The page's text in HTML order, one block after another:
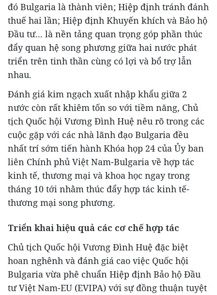
đó Bulgaria là thành viên; Hiệp định tránh đánh
thuế hai lần; Hiệp định Khuyến khích và Bảo hộ
Đầu tư... là nền tảng quan trọng góp phần thúc
đẩy quan hệ song phương giữa hai nước phát
triển trên tinh thần cùng có lợi và bổ trợ lẫn
nhau.
Đánh giá kim ngạch xuất nhập khẩu giữa 2
nước còn rất khiêm tốn so với tiềm năng, Chủ
tịch Quốc hội Vương Đình Huệ nêu rõ trong các
cuộc gặp với các nhà lãnh đạo Bulgaria đều
nhất trí sớm tiến hành Khóa họp 24 của Ủy ban
liên Chính phủ Việt Nam-Bulgaria về hợp tác
kinh tế, thương mại và khoa học ngay trong
tháng 10 tới nhằm thúc đẩy hợp tác kinh tế-
thương mại song phương.
Triển khai hiệu quả các cơ chế hợp tác
Chủ tịch Quốc hội Vương Đình Huệ đặc biệt
hoan nghênh và đánh giá cao việc Quốc hội
Bulgaria vừa phê chuẩn Hiệp định Bảo hộ Đầu
tư Việt Nam-EU (EVIPA) với sự đồng thuận tuyệt